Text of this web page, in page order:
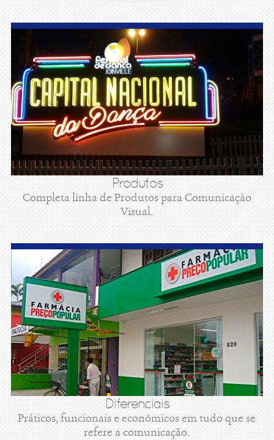
Produtos
Completa linha de Produtos para Comunicaçào
Visual.
Diferenciais
Práticos, funcionais e econômicos em tudo que se
refere a comunicação.